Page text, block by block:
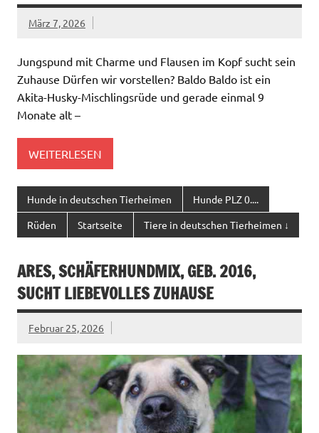
März 7, 2026
Jungspund mit Charme und Flausen im Kopf sucht sein
Zuhause Dürfen wir vorstellen? Baldo Baldo ist ein
Akita-Husky-Mischlingsrüde und gerade einmal 9
Monate alt –
WEITERLESEN
Hunde in deutschen Tierheimen Hunde PLZ 0....
Rüden Startseite Tiere in deutschen Tierheimen ↓
ARES, SCHÄFERHUNDMIX, GEB. 2016,
SUCHT LIEBEVOLLES ZUHAUSE
Februar 25, 2026